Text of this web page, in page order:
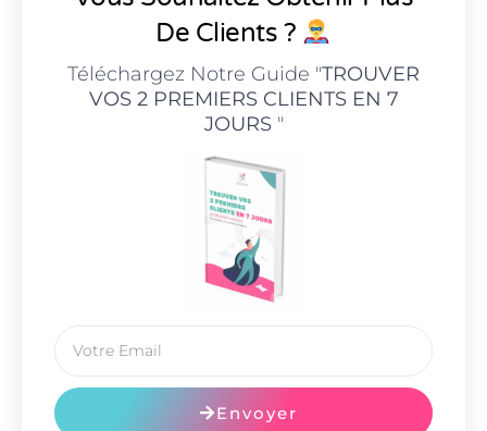
De Clients ?
Téléchargez Notre Guide "TROUVER
VOS 2 PREMIERS CLIENTS EN 7
JOURS"
Envoyer